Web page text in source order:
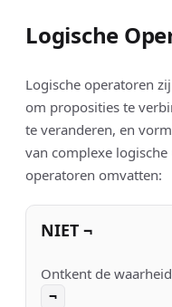
Logische
Logische operatoren
om proposities te
te veranderen, en
van complexe
operatoren omvatten:
NIET ¬
Ontkent de
¬